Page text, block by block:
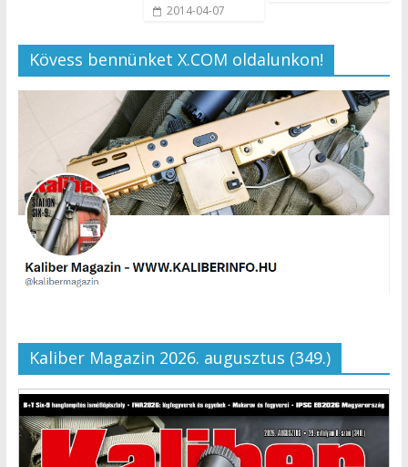
2014-04-07
Kövess bennünket X.COM oldalunkon!
Kaliber Magazin 2026. augusztus (349.)